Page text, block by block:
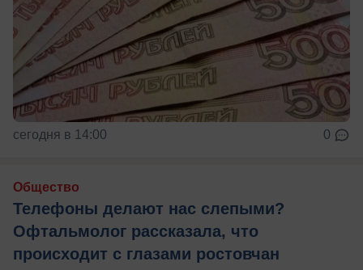
сегодня в 14:00 0
Общество
Телефоны делают нас слепыми?
Офтальмолог рассказала, что
происходит с глазами ростовчан